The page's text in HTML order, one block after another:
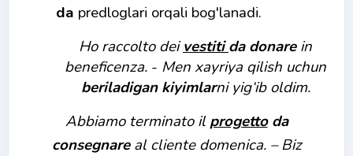
da predloglari orqali bog'lanadi.
Ho raccolto deivestitida donarein
beneficenza. - Men xayriya qilish uchun
beriladigan kiyimlarni yig‘ib oldim.
Abbiamo terminato il progetto da
consegnareal cliente domenica. –Biz